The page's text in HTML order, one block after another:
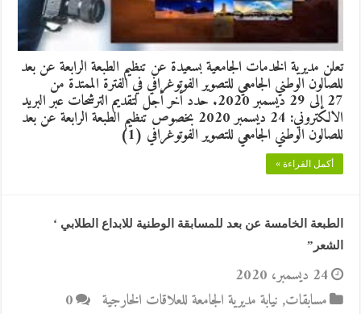
تعلن مديرية الخدمات الجامعية بسعيدة عن تنظيم الطبعة الرابعة عن بعد
للصالون الوطني الجامعي للتصوير الفوتوغرافي في الفترة الممتدة من
27 إلى 29 ديسمبر 2020. حدد أخر أجل لتقديم الترشحات عبر البريد
الالكتروني: 24 ديسمبر 2020 بخصوص تنظيم الطبعة الرابعة عن بعد
للصالون الوطني الجامعي للتصوير الفوتوغرافي (1)
أكمل القراءة »
الطبعة الخامسة عن بعد للمسابقة الوطنية للابداع الطلابي ‘
الشعر”
24 ديسمبر، 2020
مسابقات, نيابة مديرية الجامعة للعلاقات الخارجية 0